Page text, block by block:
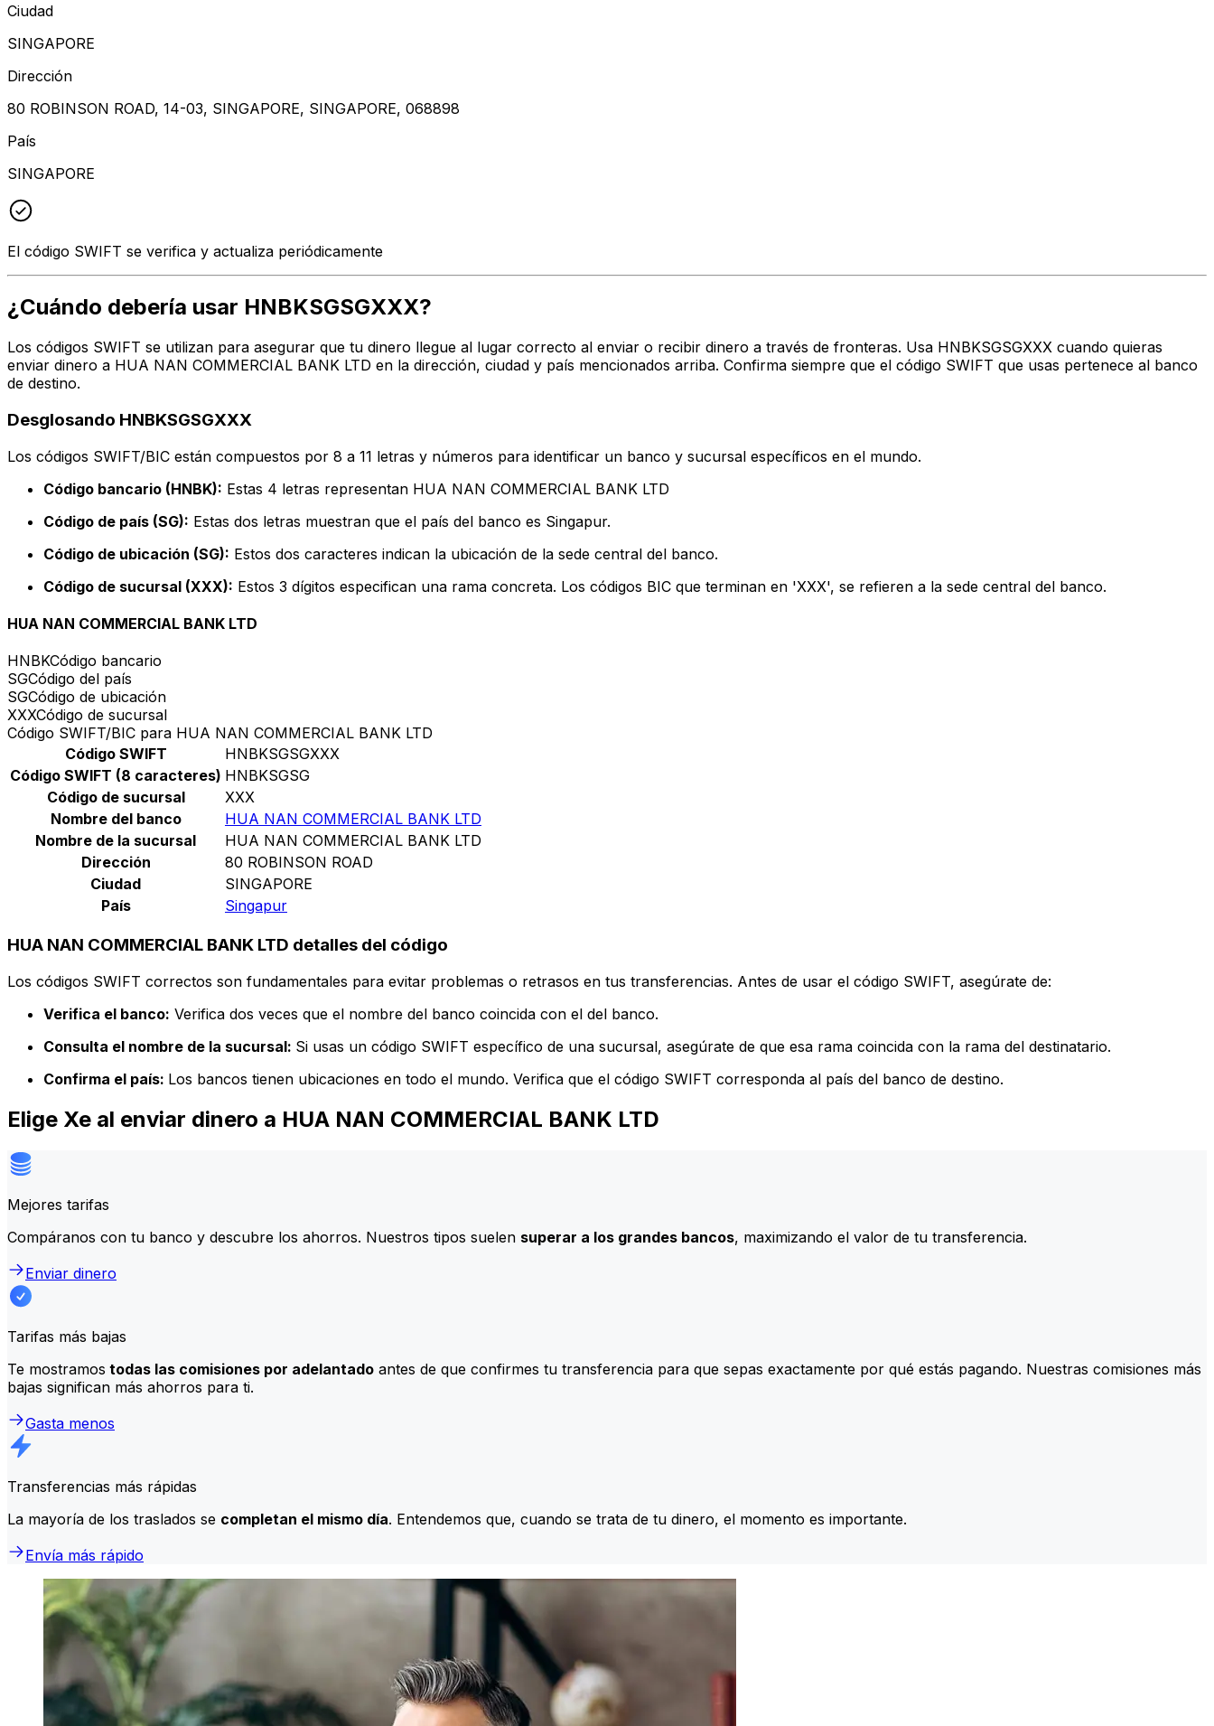
Ciudad
SINGAPORE
Dirección
80 ROBINSON ROAD, 14-03, SINGAPORE, SINGAPORE, 068898
País
SINGAPORE
El código SWIFT se verifica y actualiza periódicamente
¿Cuándo debería usar HNBKSGSGXXX?
Los códigos SWIFT se utilizan para asegurar que tu dinero llegue al lugar correcto al enviar o recibir dinero a través de fronteras. Usa HNBKSGSGXXX cuando quieras
enviar dinero a HUA NAN COMMERCIAL BANK LTD en la dirección, ciudad y país mencionados arriba. Confirma siempre que el código SWIFT que usas pertenece al banco
de destino.
Desglosando HNBKSGSGXXX
Los códigos SWIFT/BIC están compuestos por 8 a 11 letras y números para identificar un banco y sucursal específicos en el mundo.
Código bancario (HNBK): Estas 4 letras representan HUA NAN COMMERCIAL BANK LTD
Código de país (SG): Estas dos letras muestran que el país del banco es Singapur.
Código de ubicación (SG): Estos dos caracteres indican la ubicación de la sede central del banco.
Código de sucursal (XXX): Estos 3 dígitos especifican una rama concreta. Los códigos BIC que terminan en 'XXX', se refieren a la sede central del banco.
HUA NAN COMMERCIAL BANK LTD
HNBKCódigo bancario
SGCódigo del país
SGCódigo de ubicación
XXXCódigo de sucursal
Código SWIFT/BIC para HUA NAN COMMERCIAL BANK LTD
Código SWIFT
HNBKSGSGXXX
Código SWIFT (8 caracteres) HNBKSGSG
Código de sucursal
XXX
Nombre del banco
HUA NAN COMMERCIAL BANK LTD
Nombre de la sucursal
HUA NAN COMMERCIAL BANK LTD
Dirección
80 ROBINSON ROAD
Ciudad
SINGAPORE
País
Singapur
HUA NAN COMMERCIAL BANK LTD detalles del código
Los códigos SWIFT correctos son fundamentales para evitar problemas o retrasos en tus transferencias. Antes de usar el código SWIFT, asegúrate de:
Verifica el banco: Verifica dos veces que el nombre del banco coincida con el del banco.
Consulta el nombre de la sucursal: Si usas un código SWIFT específico de una sucursal, asegúrate de que esa rama coincida con la rama del destinatario.
Confirma el país: Los bancos tienen ubicaciones en todo el mundo. Verifica que el código SWIFT corresponda al país del banco de destino.
Elige Xe al enviar dinero a HUA NAN COMMERCIAL BANK LTD
Mejores tarifas
Compáranos con tu banco y descubre los ahorros. Nuestros tipos suelen superar a los grandes bancos, maximizando el valor de tu transferencia.
Enviar dinero
Tarifas más bajas
Te mostramos todas las comisiones por adelantado antes de que confirmes tu transferencia para que sepas exactamente por qué estás pagando. Nuestras comisiones más
bajas significan más ahorros para ti.
Gasta menos
Transferencias más rápidas
La mayoría de los traslados se completan el mismo día. Entendemos que, cuando se trata de tu dinero, el momento es importante.
Envía más rápido